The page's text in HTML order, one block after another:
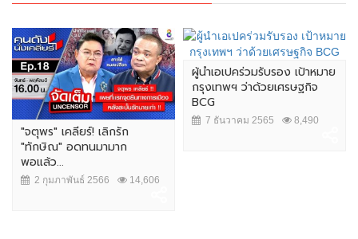
"จตุพร" เคลียร์! เลิกรัก
"ทักษิณ" อดทนมามาก
พอแล้ว...
2 กุมภาพันธ์ 2566 14,606
ผู้นำเอเปคร่วมรับรอง เป้าหมาย
กรุงเทพฯ ว่าด้วยเศรษฐกิจ
BCG
7 ธันวาคม 2565 8,490